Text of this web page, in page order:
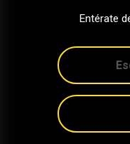
Entérate